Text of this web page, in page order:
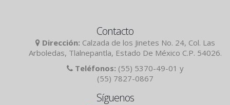
Contacto
Dirección: Calzada de los Jinetes No. 24, Col. Las
Arboledas, Tlalnepantla, Estado De México C.P. 54026.
Teléfonos: (55) 5370-49-01 y
(55) 7827-0867
Síguenos